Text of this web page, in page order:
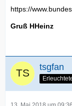
https://
Gruß HHeinz
tsgfan